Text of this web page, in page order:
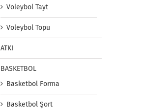
Voleybol Tayt
Voleybol Topu
ATKI
BASKETBOL
Basketbol Forma
Basketbol Şort